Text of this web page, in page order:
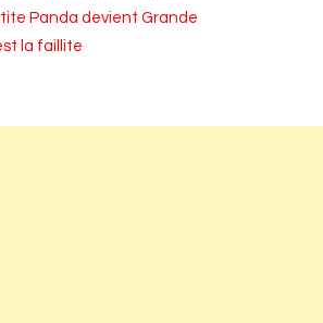
Panda devient Grande
la faillite